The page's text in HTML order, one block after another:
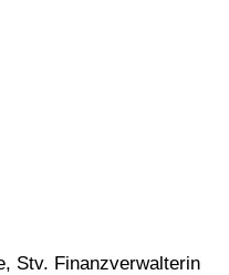
Stv. Finanzverwalterin